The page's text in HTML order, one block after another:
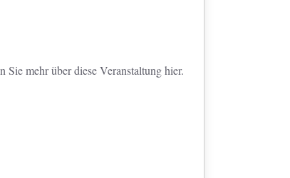
mehr über diese Veranstaltung hier.